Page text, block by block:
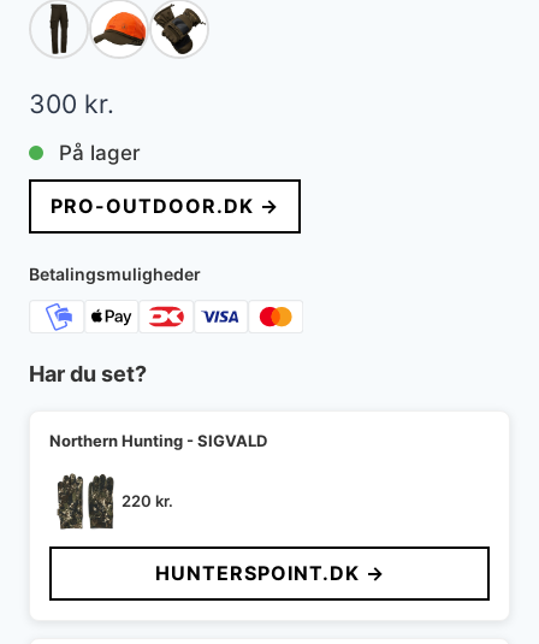
300 kr.
På lager
PRO-OUTDOOR.DK →
Betalingsmuligheder
Har du set?
Northern Hunting - SIGVALD
220 kr.
HUNTERSPOINT.DK →